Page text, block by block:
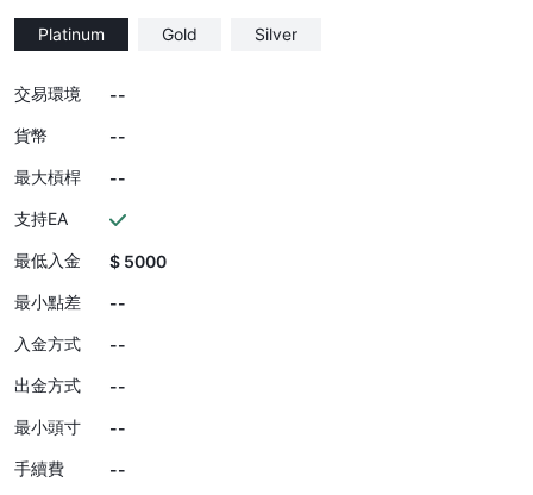
Platinum Gold Silver
交易環境
--
貨幣
--
最大槓桿
--
支持EA
最低入金
$ 5000
最小點差
--
入金方式
--
出金方式
--
最小頭寸
--
手續費
--